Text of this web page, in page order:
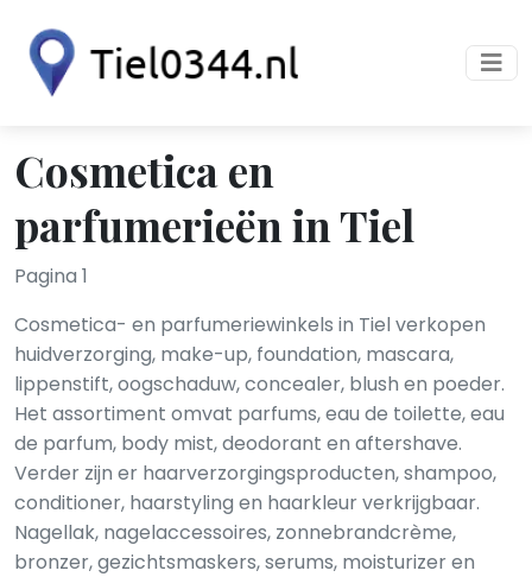
Cosmetica en
parfumerieën in Tiel
Pagina 1
Cosmetica- en parfumeriewinkels in Tiel verkopen
huidverzorging, make-up, foundation, mascara,
lippenstift, oogschaduw, concealer, blush en poeder.
Het assortiment omvat parfums, eau de toilette, eau
de parfum, body mist, deodorant en aftershave.
Verder zijn er haarverzorgingsproducten, shampoo,
conditioner, haarstyling en haarkleur verkrijgbaar.
Nagellak, nagelaccessoires, zonnebrandcrème,
bronzer, gezichtsmaskers, serums, moisturizer en